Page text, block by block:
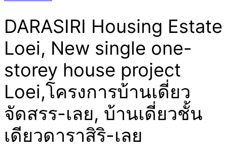
DARASIRI Housing Estate
Loei, New single one-
storey house project
Loei,โครงการบ้านเดี่ยว
จัดสรร-เลย, บ้านเดี่ยวชั้น
เดียวดาราสิริ-เลย